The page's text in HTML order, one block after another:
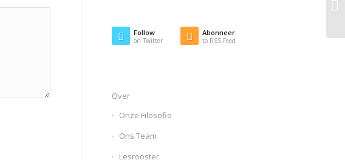
Follow
on Twitter
Abonneer
to RSS Feed
Over
Onze Filosofie
Ons Team
Lesrooster